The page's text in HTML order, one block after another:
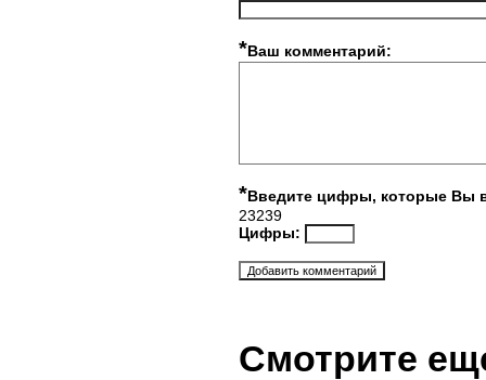
*Ваш комментарий:
*Введите цифры, которые Вы
23239
Цифры:
Смотрите